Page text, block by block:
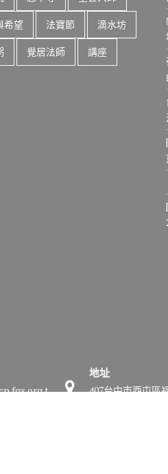
希望 法寶節 滴水坊
覺居法師 講座
地址
407台中市西屯區